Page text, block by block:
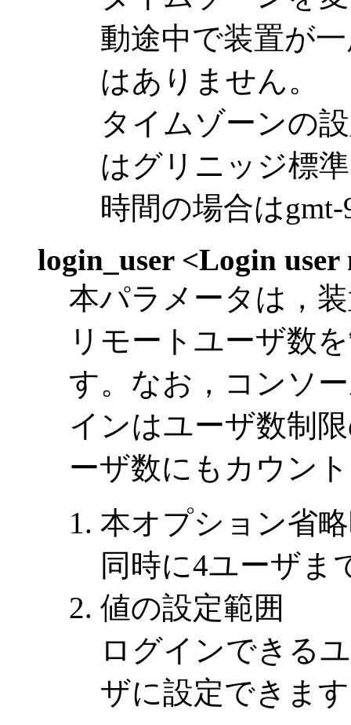
動途中で装置が
はありません。
タイムゾーンの
はグリニッジ標
時間の場合は
login_user <Login user
本パラメータは，
リモートユーザ数
す。なお，コンソ
インはユーザ数制
ーザ数にもカウン
本オプション省
同時に4ユーザま
値の設定範囲
ログインできる
ザに設定できま